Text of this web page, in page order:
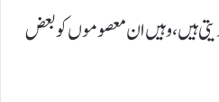
ہیں، وہیں ان معصوموں کو بعض